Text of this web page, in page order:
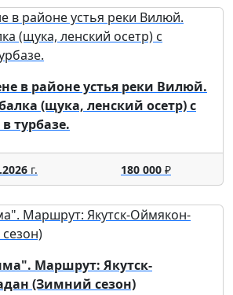
в районе устья реки Вилюй.
(щука, ленский осетр) с
турбазе.
г. 180 000₽
Маршрут: Якутск-
(Зимний сезон)